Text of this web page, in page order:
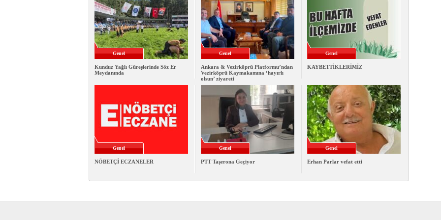
Genel
Kunduz Yağlı Güreşlerinde Söz Er
Meydanında
Genel
Ankara & Vezirköprü Platformu’ndan
Vezirköprü Kaymakamına ‘hayırlı
olsun’ ziyareti
Genel
KAYBETTİKLERİMİZ
Genel
NÖBETÇİ ECZANELER
Genel
PTT Taşerona Geçiyor
Genel
Erhan Parlar vefat etti